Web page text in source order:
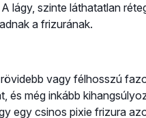
lágy, szinte láthatatlan
a frizurának.
vagy félhosszú
és még inkább
egy csinos pixie frizura